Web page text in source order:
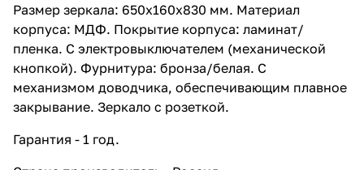
Размер зеркала: 650x160x830 мм. Материал
корпуса: МДФ. Покрытие корпуса: ламинат/
пленка. С электровыключателем (механической
кнопкой). Фурнитура: бронза/белая. С
механизмом доводчика, обеспечивающим плавное
закрывание. Зеркало с розеткой.
Гарантия - 1 год.